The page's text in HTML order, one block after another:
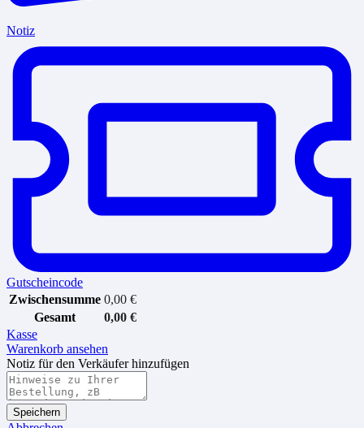
Notiz
Gutscheincode
Zwischensumme 0,00 €
Gesamt
0,00 €
Kasse
Warenkorb ansehen
Notiz für den Verkäufer hinzufügen
Speichern